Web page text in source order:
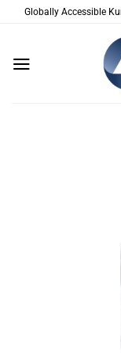
Globally Accessible